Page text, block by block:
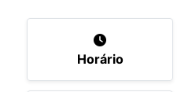
Horário